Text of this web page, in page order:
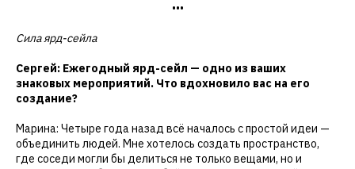
•••
Сила ярд-сейла
Сергей: Ежегодный ярд-сейл — одно из ваших
знаковых мероприятий. Что вдохновило вас на его
создание?
Марина: Четыре года назад всё началось с простой идеи —
объединить людей. Мне хотелось создать пространство,
где соседи могли бы делиться не только вещами, но и